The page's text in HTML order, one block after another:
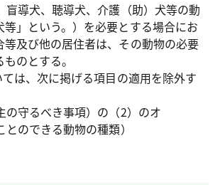
導犬、聴導犬、介護（助）犬等の動
」という。）を必要とする場合にお
等及び他の居住者は、その動物の必要
のとする。
は、次に掲げる項目の適用を除外す
の守るべき事項）の（2）のオ
とのできる動物の種類）